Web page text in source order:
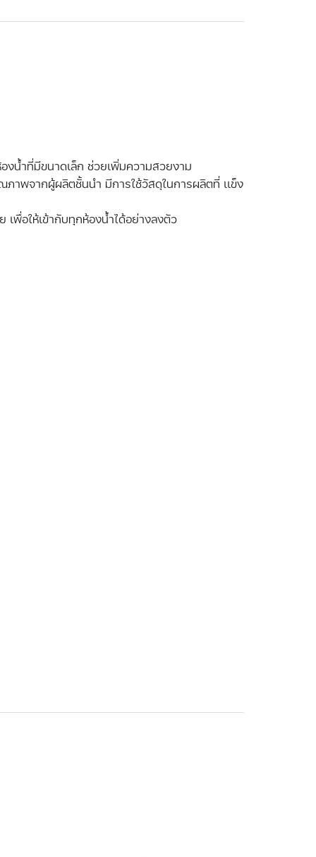
งน้ำที่มีขนาดเล็ก ช่วยเพิ่มความสวยงาม
าพจากผู้ผลิตชั้นนำ มีการใช้วัสดุในการผลิตที่ เเข็ง